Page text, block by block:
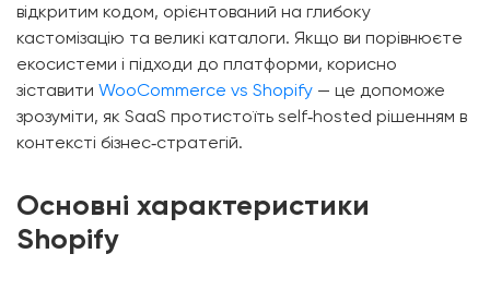
відкритим кодом, орієнтований на глибоку
кастомізацію та великі каталоги. Якщо ви порівнюєте
екосистеми і підходи до платформи, корисно
зіставити WooCommerce vs Shopify — це допоможе
зрозуміти, як SaaS протистоїть self‑hosted рішенням в
контексті бізнес‑стратегій.
Основні характеристики
Shopify